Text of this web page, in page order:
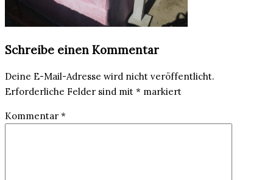
Schreibe einen Kommentar
Deine E-Mail-Adresse wird nicht veröffentlicht.
Erforderliche Felder sind mit * markiert
Kommentar *